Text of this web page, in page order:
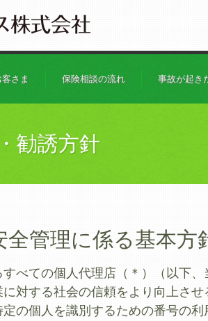
さま 保険相談の流れ 事故が起き
勧誘方針
管理に係る基本方
べての個人代理店（＊）（以下
対する社会の信頼をより向上さ
の個人を識別するための番号の